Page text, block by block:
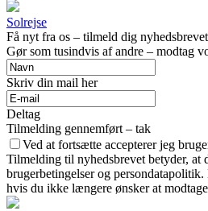
Solrejse
Få nyt fra os – tilmeld dig nyhedsbrevet
Gør som tusindvis af andre – modtag
Skriv din mail her
Deltag
Tilmelding gennemført – tak
Ved at fortsætte accepterer jeg
Tilmelding til nyhedsbrevet betyder, at
brugerbetingelser og
hvis du ikke længere ønsker at